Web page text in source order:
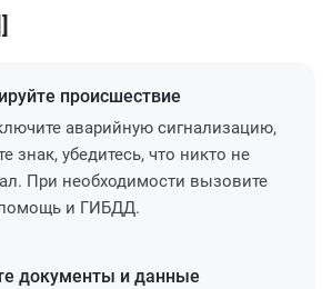
происшествие
аварийную сигнализацию,
знак, убедитесь, что никто не
При необходимости вызовите
и ГИБДД.
документы и данные